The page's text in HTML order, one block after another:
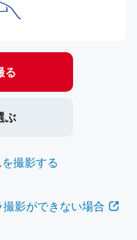
る
ぶ
撮影する
撮影ができない場合